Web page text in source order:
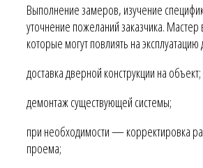
Выполнение замеров, изучение
уточнение пожеланий заказчика.
которые могут повлиять на эксплуатацию
доставка дверной конструкции на объект;
демонтаж существующей системы;
при необходимости — корректировка
проема;